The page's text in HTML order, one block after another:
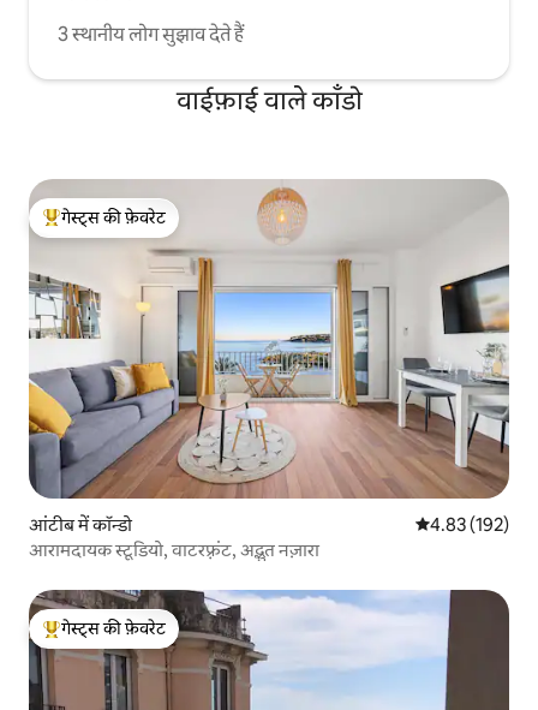
3 स्थानीय लोग सुझाव देते हैं
वाईफ़ाई वाले काँडो
गेस्ट्स का टॉप फ़ेवरेट
गेस्ट्स की फ़ेवरेट
आंटीब में कॉन्डो औसत रेटिंग 5 में से
4.83 (192)
आरामदायक स्टूडियो, वाटरफ़्रंट, अद्भुत नज़ारा
गेस्ट्स का टॉप फ़ेवरेट
गेस्ट्स की फ़ेवरेट